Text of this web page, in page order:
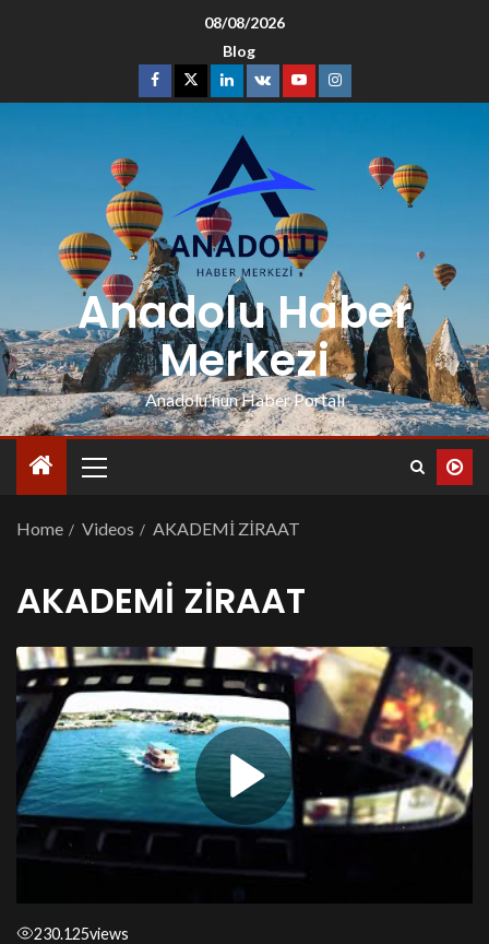
08/08/2026
Blog
Anadolu Haber
Merkezi
Anadolu'nun Haber Portalı
Home Videos AKADEMİ ZİRAAT
AKADEMİ ZİRAAT
230.125views